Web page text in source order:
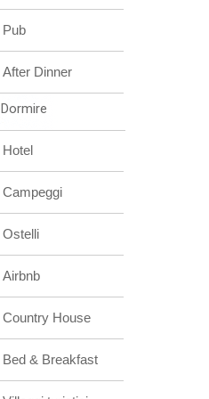
Pub
After Dinner
Dormire
Hotel
Campeggi
Ostelli
Airbnb
Country House
Bed & Breakfast